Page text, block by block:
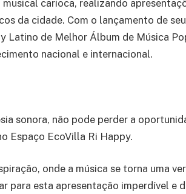
carioca, realizando
da cidade. Com o lançamento de
Latino de Melhor Álbum de Música
nacional e internacional.
sonora, não pode perder a
Espaço EcoVilla Ri Happy.
onde a música se torna uma
para esta apresentação imperdível e